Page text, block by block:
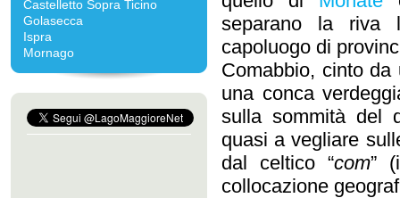
Castelletto Sopra Ticino
Golasecca
Ispra
Mornago
separano la riva
capoluogo di
Comabbio, cinto
una conca
sulla sommità del
quasi a vegliare
dal celtico “com”
collocazione